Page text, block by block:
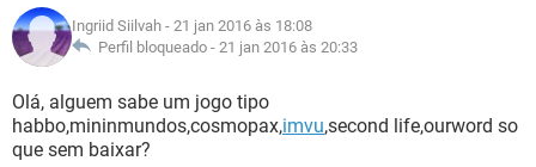
GUIA DE COMPRAS
INSTAGRAM GMAIL
GUIA DE COMPRAS
CELULAR
OUTLOOK EXCEL
INSTAGRAM
GUIA DE COMPRAS
JOGOS WHATSAPP
CELULAR
OUTLOOK
INSTAGRAM
GLOSSÁRIO
JOGOS
CELULAR FACEBOOK
Ingriid Siilvah - 21 jan 2016 às 18:08
Perfil bloqueado - 21 jan 2016 às 20:33
Olá, alguem sabe um jogo tipo
habbo,mininmundos,cosmopax,imvu,second life,ourword so
que sem baixar?